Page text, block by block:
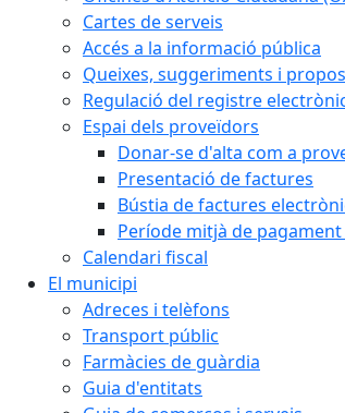
Cartes de serveis
Accés a la informació pública
Queixes, suggeriments i
Regulació del registre
Espai dels proveïdors
Donar-se d'alta com a
Presentació de factures
Bústia de factures
Període mitjà de
Calendari fiscal
El municipi
Adreces i telèfons
Transport públic
Farmàcies de guàrdia
Guia d'entitats